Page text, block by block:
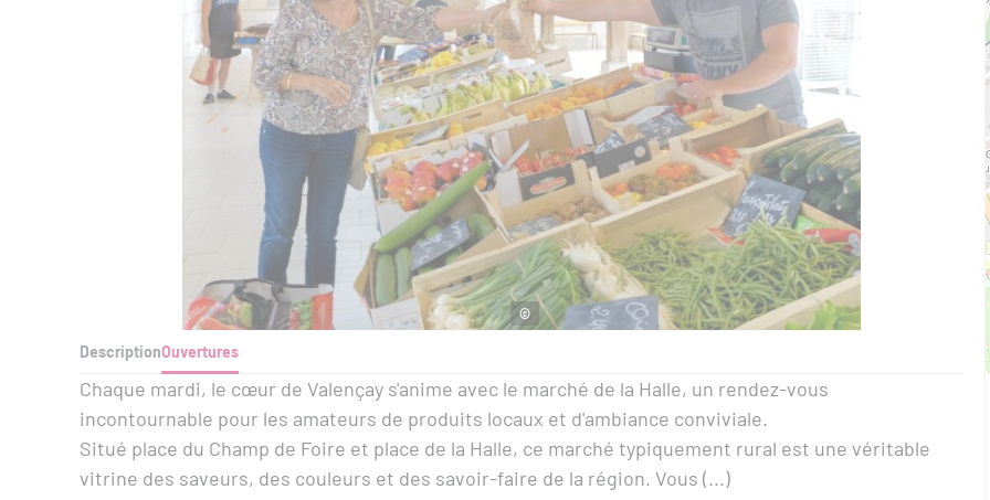
©
DescriptionOuvertures
Chaque mardi, le cœur de Valençay s'anime avec le marché de la Halle, un rendez-vous
incontournable pour les amateurs de produits locaux et d'ambiance conviviale.
Situé place du Champ de Foire et place de la Halle, ce marché typiquement rural est une véritable
vitrine des saveurs, des couleurs et des savoir-faire de la région. Vous (...)